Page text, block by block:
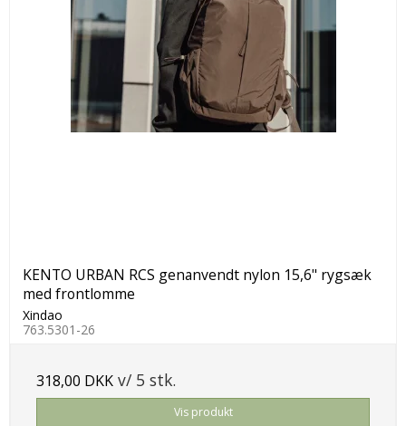
KENTO URBAN RCS genanvendt nylon 15,6" rygsæk
med frontlomme
Xindao
763.5301-26
318,00 DKK v/ 5 stk.
Vis produkt